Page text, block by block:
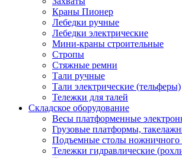
Краны Пионер
Лебедки ручные
Лебедки электрические
Мини-краны строительные
Стропы
Стяжные ремни
Тали ручные
Тали электрические (тельферы)
Тележки для талей
Складское оборудование
Весы платформенные
Грузовые платформы,
Подъемные столы ножничного
Тележки гидравлические